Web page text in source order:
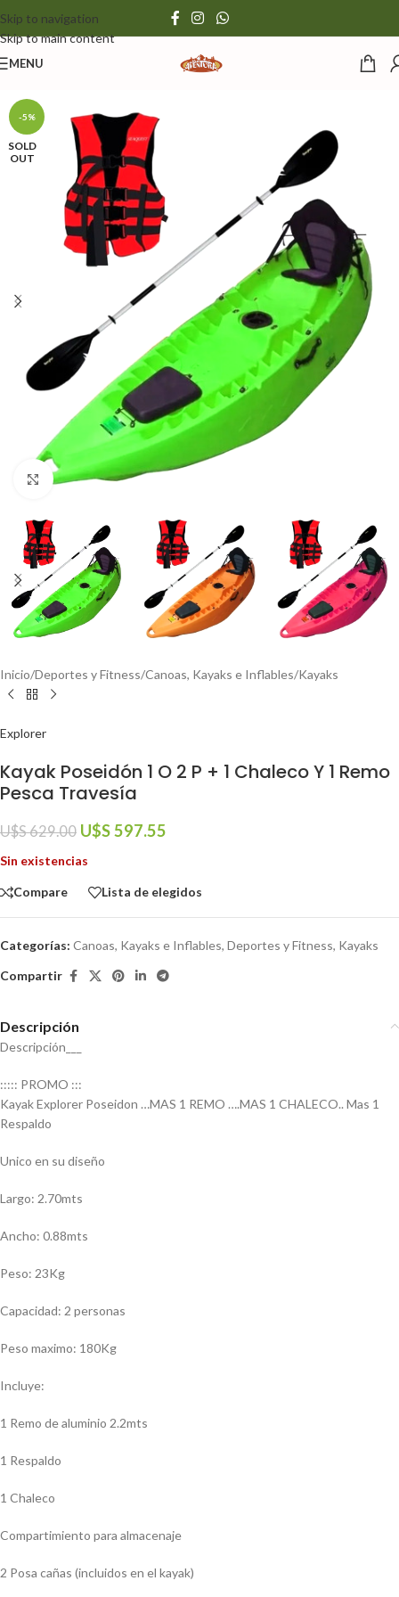
Skip to navigation
Skip to main content
MENU
-5%
SOLD
OUT
Click to enlarge
Inicio/Deportes y Fitness/Canoas, Kayaks e Inflables/Kayaks
Explorer
Kayak Poseidón 1 O 2 P + 1 Chaleco Y 1 Remo
Pesca Travesía
U$S629.00 U$S597.55
Sin existencias
Compare Lista de elegidos
Categorías: Canoas, Kayaks e Inflables, Deportes y Fitness, Kayaks
Compartir
Descripción
Descripción___
::::: PROMO :::
Kayak Explorer Poseidon …MAS 1 REMO ….MAS 1 CHALECO.. Mas 1
Respaldo
Unico en su diseño
Largo: 2.70mts
Ancho: 0.88mts
Peso: 23Kg
Capacidad: 2 personas
Peso maximo: 180Kg
Incluye:
1 Remo de aluminio 2.2mts
1 Respaldo
1 Chaleco
Compartimiento para almacenaje
2 Posa cañas (incluidos en el kayak)